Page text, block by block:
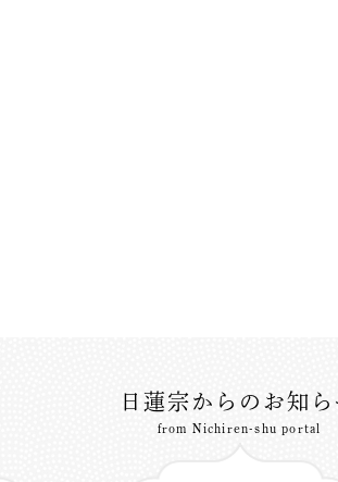
日蓮宗からのお知ら
from Nichiren-shu portal